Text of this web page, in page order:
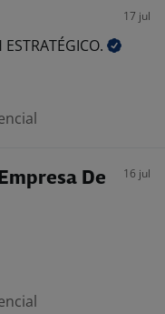
17 jul
ESTRATÉGICO.
De
16 jul